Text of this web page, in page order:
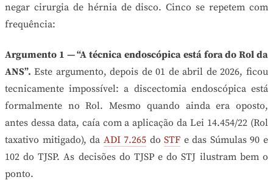
negar cirurgia de hérnia de disco. Cinco se repetem com
frequência:
Argumento 1 — “A técnica endoscópica está fora do Rol da
ANS”. Este argumento, depois de 01 de abril de 2026, ficou
tecnicamente impossível: a discectomia endoscópica está
formalmente no Rol. Mesmo quando ainda era oposto,
antes dessa data, caía com a aplicação da Lei 14.454/22 (Rol
taxativo mitigado), da ADI 7.265 doSTF e das Súmulas 90 e
102 do TJSP. As decisões do TJSP e do STJ ilustram bem o
ponto.